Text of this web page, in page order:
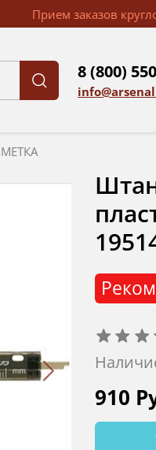
Прием заказов
8 (800)
910